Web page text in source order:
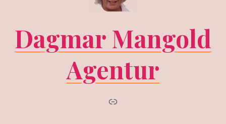
Dagmar Mangold
Agentur
instagram